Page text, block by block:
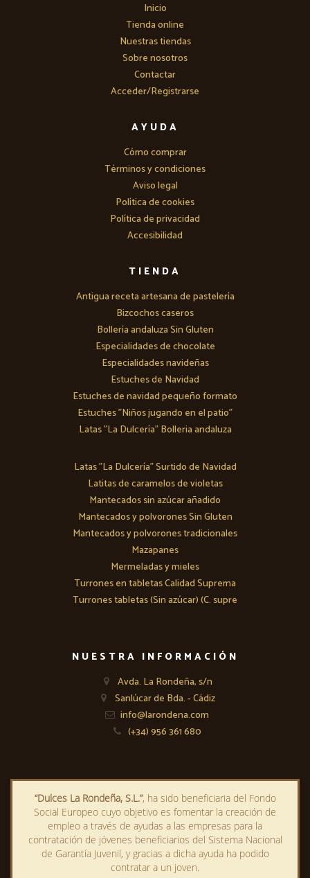
Inicio
Tienda online
Nuestras tiendas
Sobre nosotros
Contactar
Acceder/Registrarse
AYUDA
Cómo comprar
Términos y condiciones
Aviso legal
Política de cookies
Política de privacidad
Accesibilidad
TIENDA
Antigua receta artesana de pastelería
Bizcochos caseros
Bollería andaluza Sin Gluten
Especialidades de chocolate
Especialidades navideñas
Estuches de Navidad
Estuches de navidad pequeño formato
Estuches "Niños jugando en el patio"
Latas "La Dulcería" Bolleria andaluza
Latas "La Dulcería" Surtido de Navidad
Latitas de caramelos de violetas
Mantecados sin azúcar añadido
Mantecados y polvorones Sin Gluten
Mantecados y polvorones tradicionales
Mazapanes
Mermeladas y mieles
Turrones en tabletas Calidad Suprema
Turrones tabletas (Sin azúcar) (C. supre
NUESTRA INFORMACIÓN
Avda. La Rondeña, s/n
Sanlúcar de Bda. - Cádiz
info@larondena.com
(+34) 956 361 680
“Dulces La Rondeña, S.L.”, ha sido beneficiaria del Fondo
Social Europeo cuyo objetivo es fomentar la creación de
empleo a través de ayudas a las empresas para la
contratación de jóvenes beneficiarios del Sistema Nacional
de Garantía Juvenil, y gracias a dicha ayuda ha podido
contratar a un joven.